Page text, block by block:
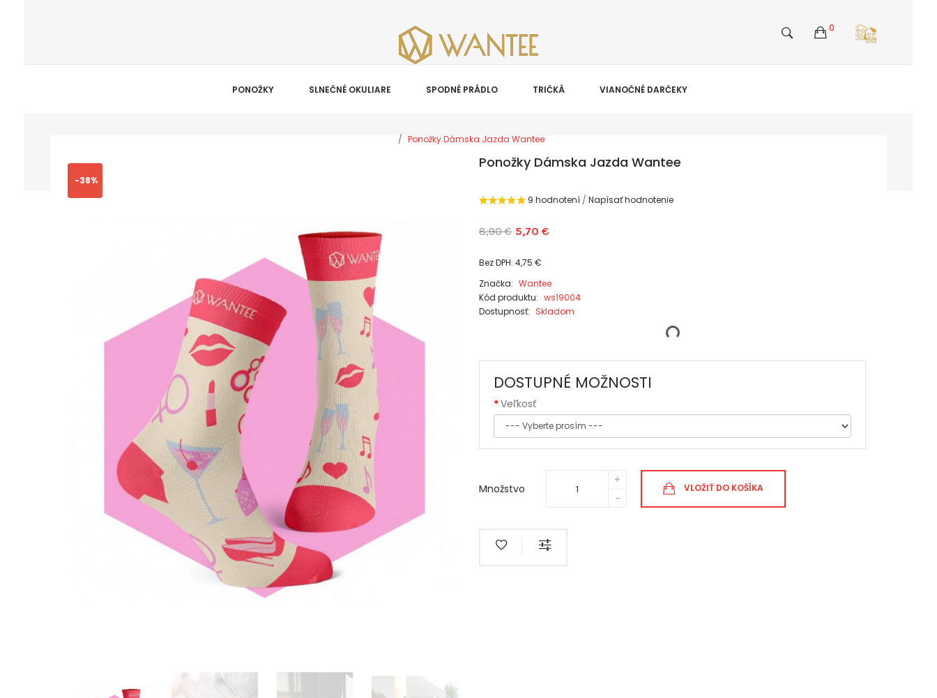
0
PONOŽKY SLNEČNÉ OKULIARE SPODNÉ PRÁDLO TRIČKÁ VIANOČNÉ DARČEKY
Ponožky Dámska Jazda Wantee
-38%
Ponožky Dámska Jazda Wantee
9 hodnotení / Napísať hodnotenie
8,90 € 5,70 €
Bez DPH: 4,75 €
Značka: Wantee
Kód produktu: ws19004
Dostupnosť: Skladom
DOSTUPNÉ MOŽNOSTI
Veľkosť
Množstvo VLOŽIŤ DO KOŠÍKA